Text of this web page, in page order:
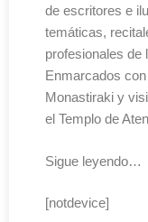
de escritores e
temáticas,
profesionales de
Enmarcados
Monastiraki y
el Templo de
Sigue leyendo…
[notdevice]